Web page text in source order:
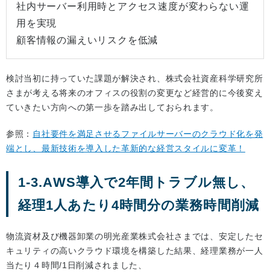
社内サーバー利用時とアクセス速度が変わらない運
用を実現
顧客情報の漏えいリスクを低減
検討当初に持っていた課題が解決され、株式会社資産科学研究所
さまが考える将来のオフィスの役割の変更など経営的に今後変え
ていきたい方向への第一歩を踏み出しておられます。
参照： 自社要件を満足させるファイルサーバーのクラウド化を発
端とし、最新技術を導入した革新的な経営スタイルに変革！
1-3.AWS導入で2年間トラブル無し、
経理1人あたり4時間分の業務時間削減
物流資材及び機器卸業の明光産業株式会社さまでは、安定したセ
キュリティの高いクラウド環境を構築した結果、経理業務が一人
当たり４時間/1日削減されました、